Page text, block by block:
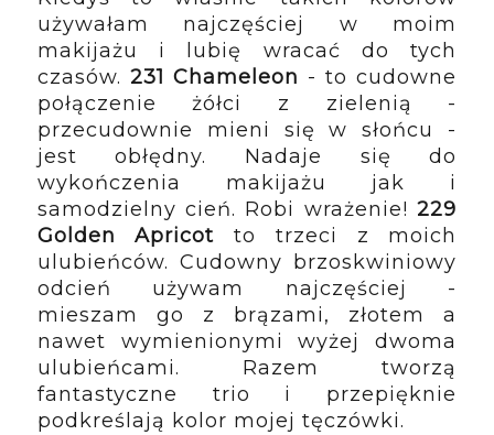
używałam najczęściej w moim
makijażu i lubię wracać do tych
czasów. 231 Chameleon - to cudowne
połączenie żółci z zielenią -
przecudownie mieni się w słońcu -
jest obłędny. Nadaje się do
wykończenia makijażu jak i
samodzielny cień. Robi wrażenie! 229
Golden Apricot to trzeci z moich
ulubieńców. Cudowny brzoskwiniowy
odcień używam najczęściej -
mieszam go z brązami, złotem a
nawet wymienionymi wyżej dwoma
ulubieńcami. Razem tworzą
fantastyczne trio i przepięknie
podkreślają kolor mojej tęczówki.